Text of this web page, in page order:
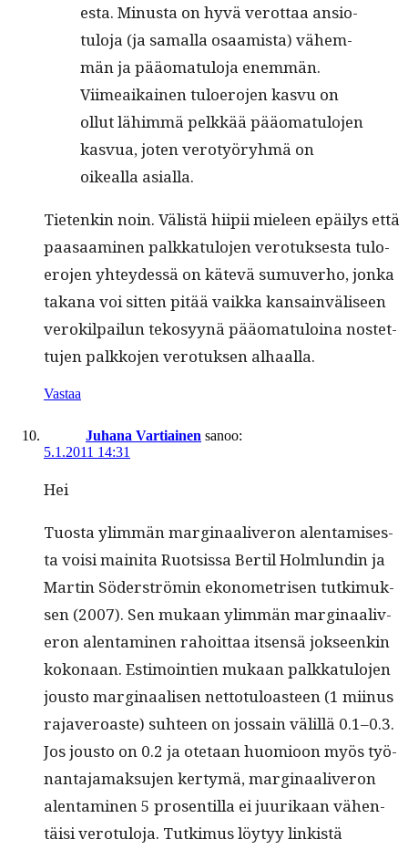
es­ta. Minus­ta on hyvä verot­taa ansio­
tu­lo­ja (ja samal­la osaamista) vähem­
män ja pääo­mat­u­lo­ja enem­män.
Viimeaikainen tulo­ero­jen kasvu on
ollut lähim­mä pelkkää pääo­mat­u­lo­jen
kasvua, joten verotyöryh­mä on
oikeal­la asialla.
Tietenkin noin. Välistä hiipii mieleen epäilys että
paasaami­nen palkkat­u­lo­jen vero­tuk­ses­ta tulo­
ero­jen yhtey­dessä on kätevä sumu­ver­ho, jon­ka
takana voi sit­ten pitää vaik­ka kan­sain­väliseen
verokil­pailun tekosyynä pääo­mat­u­loina nos­tet­
tu­jen palkko­jen vero­tuk­sen alhaalla.
Vastaa
Juhana Vartiainen sanoo:
5.1.2011 14:31
Hei
Tuos­ta ylim­män mar­gin­aaliv­eron alen­tamis­es­
ta voisi maini­ta Ruot­sis­sa Bertil Holm­lundin ja
Mar­tin Söder­strömin ekonometrisen tutkimuk­
sen (2007). Sen mukaan ylim­män mar­gin­aaliv­
eron alen­t­a­mi­nen rahoit­taa itsen­sä jok­seenkin
kokon­aan. Esti­moin­tien mukaan palkkat­u­lo­jen
jous­to mar­gin­aalisen net­to­tu­loas­t­een (1 mii­nus
rajaveroaste) suh­teen on jos­sain välil­lä 0.1–0.3.
Jos jous­to on 0.2 ja ote­taan huomioon myös työ­
nan­ta­ja­mak­su­jen ker­tymä, mar­gin­aaliv­eron
alen­t­a­mi­nen 5 pros­en­til­la ei juurikaan vähen­
täisi vero­tu­lo­ja. Tutkimus löy­tyy linkistä